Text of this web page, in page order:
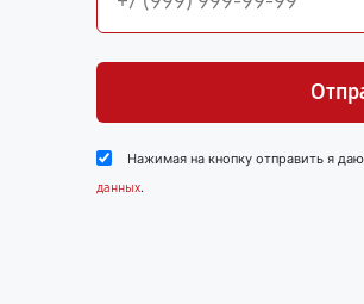
Нажимая на кнопку отправить я
данных.